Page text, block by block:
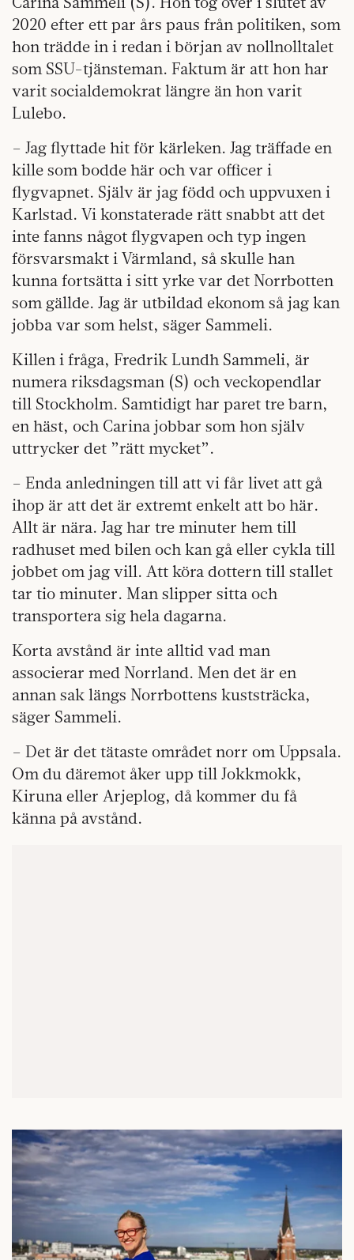
2020 efter ett par års paus från politiken, som
hon trädde in i redan i början av nollnolltalet
som SSU-tjänsteman. Faktum är att hon har
varit socialdemokrat längre än hon varit
Lulebo.
– Jag flyttade hit för kärleken. Jag träffade en
kille som bodde här och var officer i
flygvapnet. Själv är jag född och uppvuxen i
Karlstad. Vi konstaterade rätt snabbt att det
inte fanns något flygvapen och typ ingen
försvarsmakt i Värmland, så skulle han
kunna fortsätta i sitt yrke var det Norrbotten
som gällde. Jag är utbildad ekonom så jag kan
jobba var som helst, säger Sammeli.
Killen i fråga, Fredrik Lundh Sammeli, är
numera riksdagsman (S) och veckopendlar
till Stockholm. Samtidigt har paret tre barn,
en häst, och Carina jobbar som hon själv
uttrycker det ”rätt mycket”.
– Enda anledningen till att vi får livet att gå
ihop är att det är extremt enkelt att bo här.
Allt är nära. Jag har tre minuter hem till
radhuset med bilen och kan gå eller cykla till
jobbet om jag vill. Att köra dottern till stallet
tar tio minuter. Man slipper sitta och
transportera sig hela dagarna.
Korta avstånd är inte alltid vad man
associerar med Norrland. Men det är en
annan sak längs Norrbottens kuststräcka,
säger Sammeli.
– Det är det tätaste området norr om Uppsala.
Om du däremot åker upp till Jokkmokk,
Kiruna eller Arjeplog, då kommer du få
känna på avstånd.